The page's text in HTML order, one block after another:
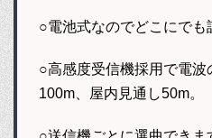
○電池式なのでどこにでも
○高感度受信機採用で電波
100m、屋内見通し50m。